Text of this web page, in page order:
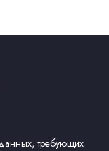
требующих